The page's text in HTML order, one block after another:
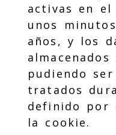
activas en el
unos
años, y los
pudiendo
tratados
definido por
la cookie.